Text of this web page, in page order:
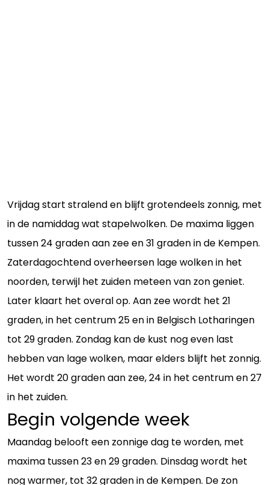
Vrijdag start stralend en blijft grotendeels zonnig, met
in de namiddag wat stapelwolken. De maxima liggen
tussen 24 graden aan zee en 31 graden in de Kempen.
Zaterdagochtend overheersen lage wolken in het
noorden, terwijl het zuiden meteen van zon geniet.
Later klaart het overal op. Aan zee wordt het 21
graden, in het centrum 25 en in Belgisch Lotharingen
tot 29 graden. Zondag kan de kust nog even last
hebben van lage wolken, maar elders blijft het zonnig.
Het wordt 20 graden aan zee, 24 in het centrum en 27
in het zuiden.
Begin volgende week
Maandag belooft een zonnige dag te worden, met
maxima tussen 23 en 29 graden. Dinsdag wordt het
nog warmer, tot 32 graden in de Kempen. De zon